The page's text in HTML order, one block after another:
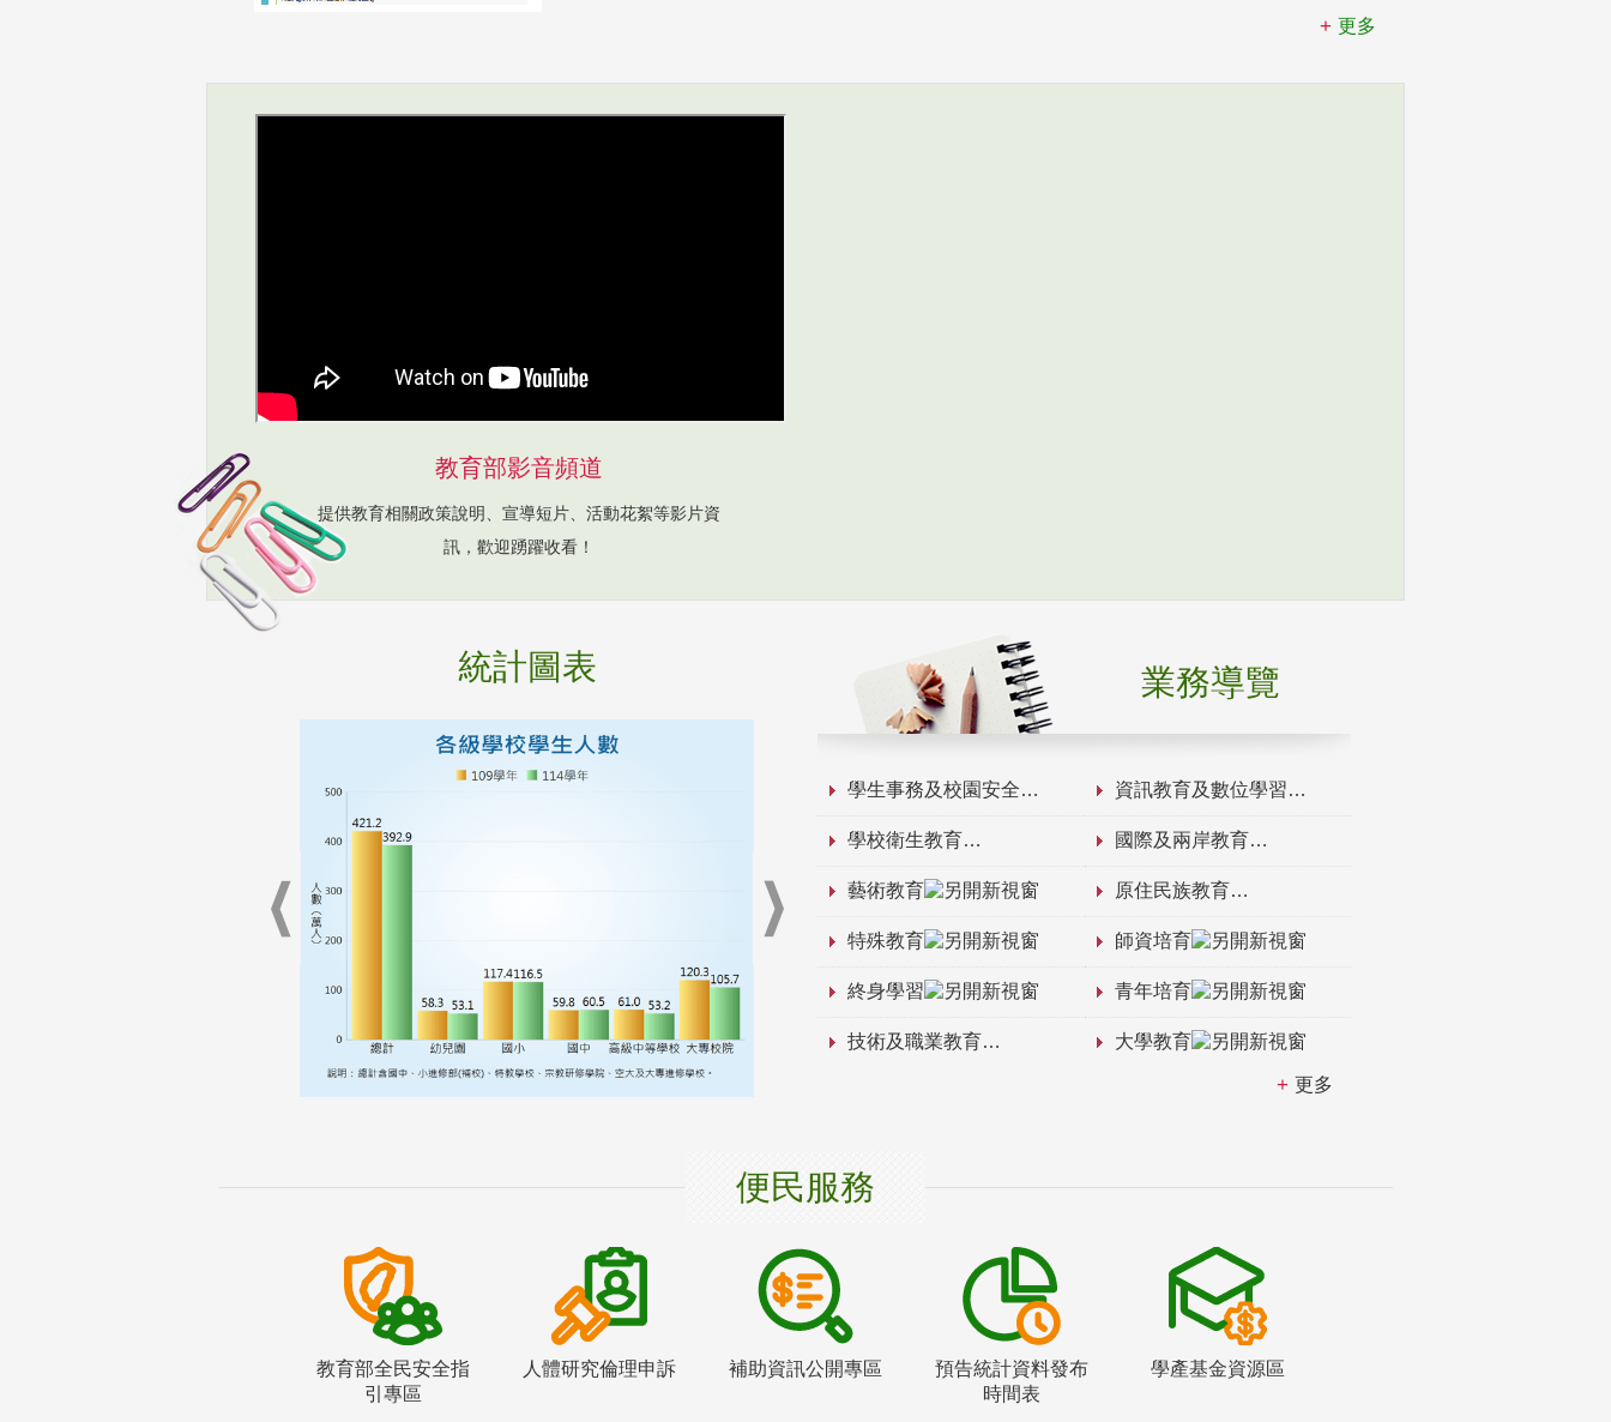
更多
教育部影音頻道
提供教育相關政策說明、宣導短片、活動花絮等影片資
訊，歡迎踴躍收看！
統計圖表 業務導覽
學生事務及校園安全 資訊教育及數位學習
學校衛生教育 國際及兩岸教育
藝術教育 原住民族教育
特殊教育 師資培育
終身學習 青年培育
技術及職業教育 大學教育
更多
便民服務
教育部全民安全指
引專區
人體研究倫理申訴 補助資訊公開專區
預告統計資料發布
時間表
學產基金資源區